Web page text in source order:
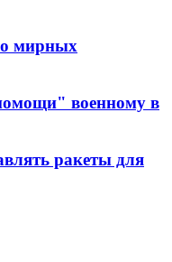
о мирных
военному в
ракеты для